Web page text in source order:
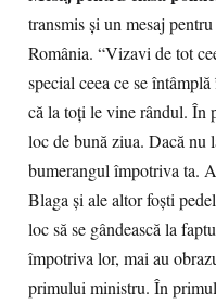
transmis şi un mesaj
România. “Vizavi de tot
special ceea ce se
că la toţi le vine rândul. În
loc de bună ziua. Dacă nu
bumerangul împotriva ta.
Blaga şi ale altor foşti
loc să se gândească la
împotriva lor, mai au
primului ministru. În